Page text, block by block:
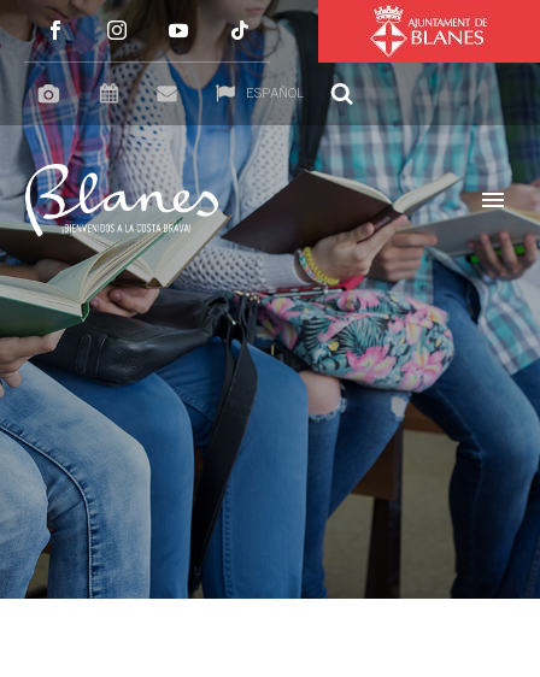
ESPAÑOL